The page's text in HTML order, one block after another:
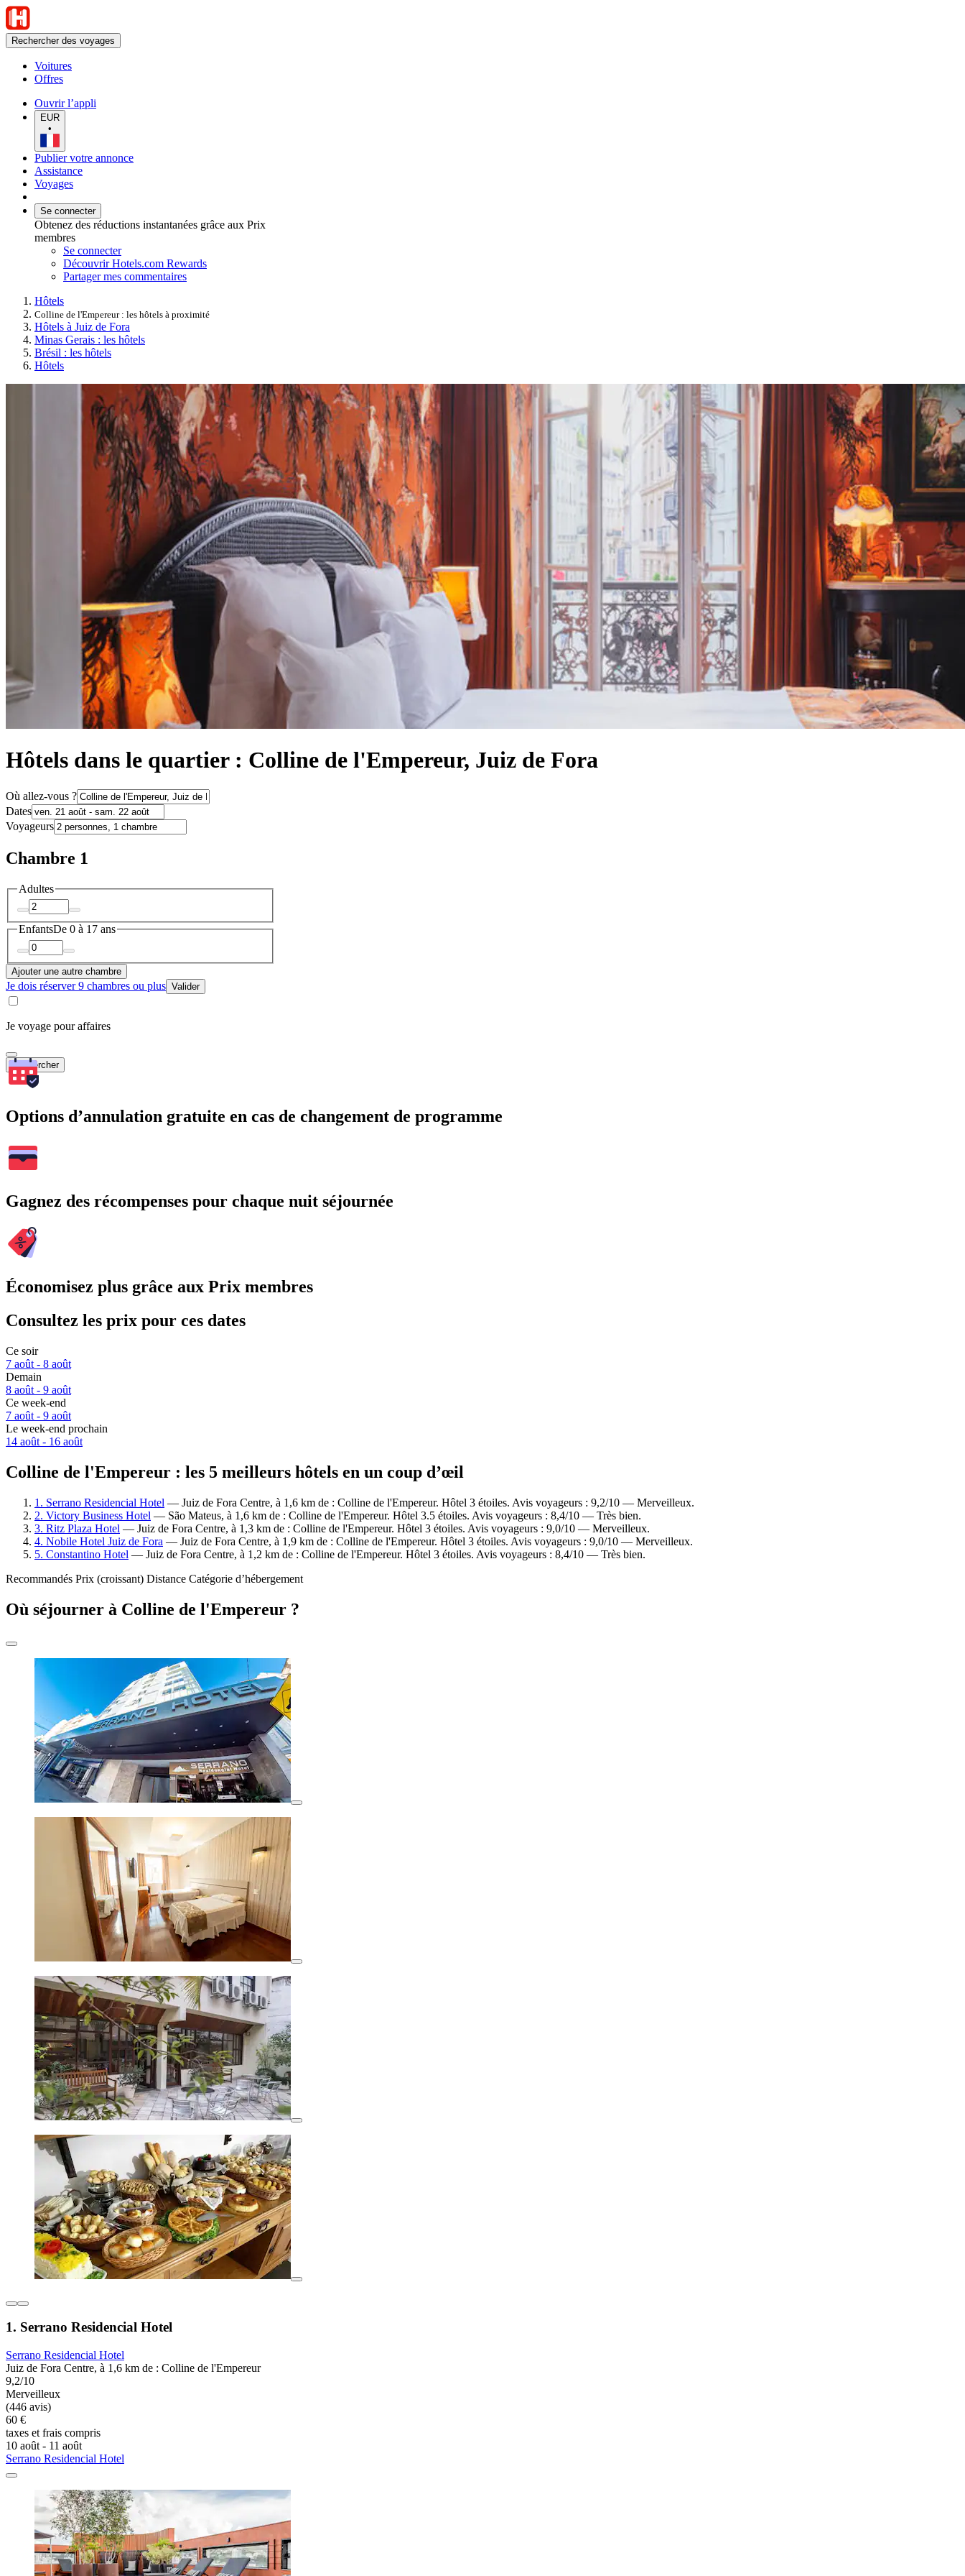
Rechercher des voyages
Voitures
Offres
Ouvrir l’appli
EUR
•
Publier votre annonce
Assistance
Voyages
Se connecter
Obtenez des réductions instantanées grâce aux Prix
membres
Se connecter
Découvrir Hotels.com Rewards
Partager mes commentaires
Hôtels
Colline de l'Empereur : les hôtels à proximité
Hôtels à Juiz de Fora
Minas Gerais : les hôtels
Brésil : les hôtels
Hôtels
Hôtels dans le quartier : Colline de l'Empereur, Juiz de Fora
Où allez-vous ?
Dates
Voyageurs
Chambre 1
Adultes
EnfantsDe 0 à 17 ans
Ajouter une autre chambre
Je dois réserver 9 chambres ou plus Valider
Je voyage pour affaires
Rechercher
Options d’annulation gratuite en cas de changement de programme
Gagnez des récompenses pour chaque nuit séjournée
Économisez plus grâce aux Prix membres
Consultez les prix pour ces dates
Ce soir
7 août - 8 août
Demain
8 août - 9 août
Ce week-end
7 août - 9 août
Le week-end prochain
14 août - 16 août
Colline de l'Empereur : les 5 meilleurs hôtels en un coup d’œil
1. Serrano Residencial Hotel — Juiz de Fora Centre, à 1,6 km de : Colline de l'Empereur. Hôtel 3 étoiles. Avis voyageurs : 9,2/10 — Merveilleux.
2. Victory Business Hotel — São Mateus, à 1,6 km de : Colline de l'Empereur. Hôtel 3.5 étoiles. Avis voyageurs : 8,4/10 — Très bien.
3. Ritz Plaza Hotel — Juiz de Fora Centre, à 1,3 km de : Colline de l'Empereur. Hôtel 3 étoiles. Avis voyageurs : 9,0/10 — Merveilleux.
4. Nobile Hotel Juiz de Fora — Juiz de Fora Centre, à 1,9 km de : Colline de l'Empereur. Hôtel 3 étoiles. Avis voyageurs : 9,0/10 — Merveilleux.
5. Constantino Hotel — Juiz de Fora Centre, à 1,2 km de : Colline de l'Empereur. Hôtel 3 étoiles. Avis voyageurs : 8,4/10 — Très bien.
Recommandés Prix (croissant) Distance Catégorie d’hébergement
Où séjourner à Colline de l'Empereur ?
1. Serrano Residencial Hotel
Serrano Residencial Hotel
Juiz de Fora Centre, à 1,6 km de : Colline de l'Empereur
9,2/10
Merveilleux
(446 avis)
60 €
taxes et frais compris
10 août - 11 août
Serrano Residencial Hotel